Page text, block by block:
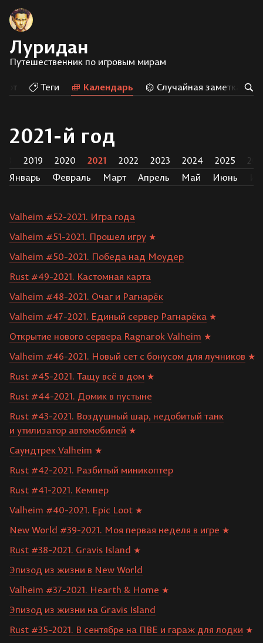
Луридан
Путешественник по игровым мирам
Арт Теги Календарь Случайная заметка
2021-й год
2019 2020 2021 2022 2023 2024 2025
Январь
Февраль Март Апрель Май Июнь
Valheim #52-2021. Игра года
Valheim #51-2021. Прошел игру
Valheim #50-2021. Победа над Моудер
Rust #49-2021. Кастомная карта
Valheim #48-2021. Очаг и Рагнарёк
Valheim #47-2021. Единый сервер Рагнарёка
Открытие нового сервера Ragnarok Valheim
Valheim #46-2021. Новый сет с бонусом для лучников
Rust #45-2021. Тащу всё в дом
Rust #44-2021. Домик в пустыне
Rust #43-2021. Воздушный шар, недобитый танк
и утилизатор автомобилей
Саундтрек Valheim
Rust #42-2021. Разбитый миникоптер
Rust #41-2021. Кемпер
Valheim #40-2021. Epic Loot
New World #39-2021. Моя первая неделя в игре
Rust #38-2021. Gravis Island
Эпизод из жизни в New World
Valheim #37-2021. Hearth & Home
Эпизод из жизни на Gravis Island
Rust #35-2021. В сентябре на ПВЕ и гараж для лодки